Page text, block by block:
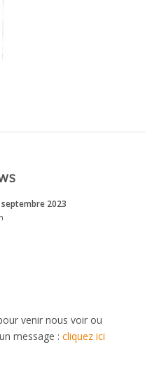
2023
venir nous voir ou
message : cliquez ici